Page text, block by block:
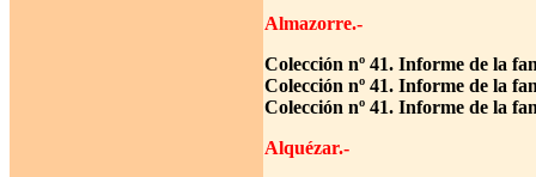
Almazorre.-
Colección nº 41. Informe de la
Colección nº 41. Informe de la
Colección nº 41. Informe de la
Alquézar.-